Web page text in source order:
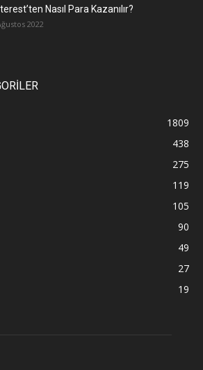
Nasıl Para Kazanılır?
2022
1809
438
275
119
105
90
49
27
19